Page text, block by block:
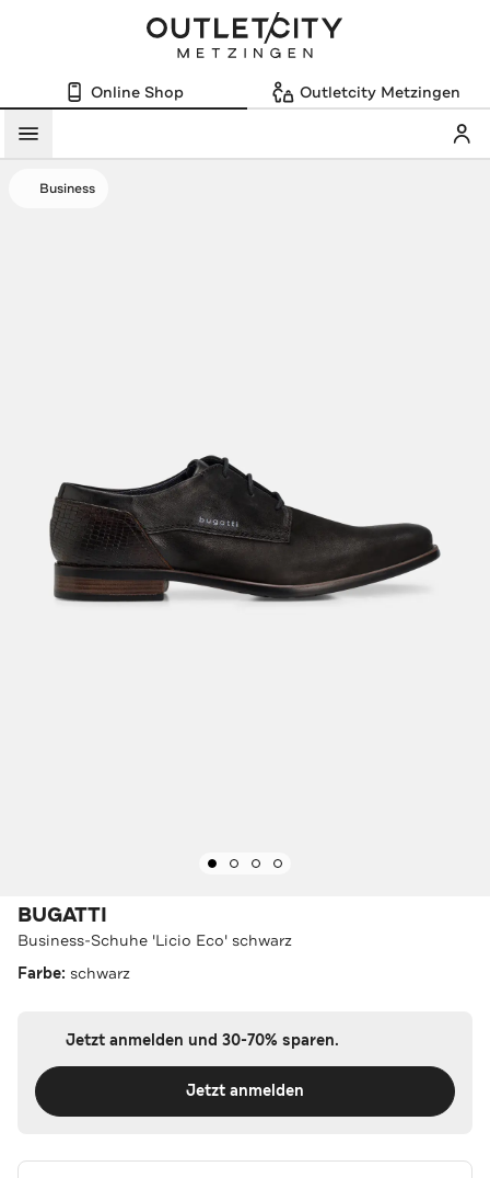
Online Shop Outletcity Metzingen
Menü
Business
BUGATTI
Business-Schuhe 'Licio Eco' schwarz
Farbe: schwarz
Jetzt anmelden und 30-70% sparen.
Jetzt anmelden